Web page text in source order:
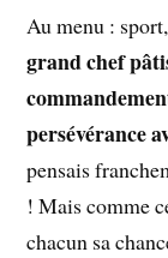
Au menu :
grand chef
persévérance
pensais
! Mais comme
chacun sa